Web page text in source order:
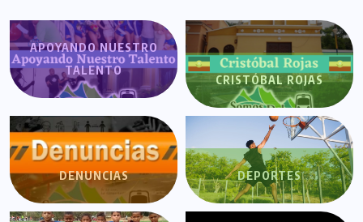
APOYANDO NUESTRO
TALENTO
CRISTÓBAL ROJAS
DENUNCIAS DEPORTES